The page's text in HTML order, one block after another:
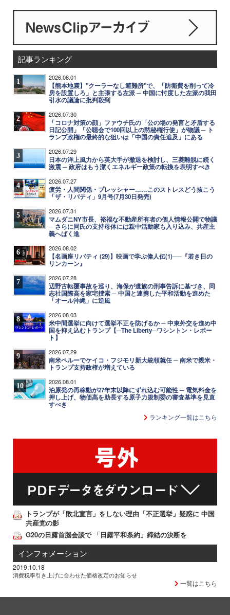
記事ランキング
1 2026.08.01
【熊本地震】"クーラーなし避難所"で、「防衛費を削って冷
房を設置しろ」と主張する左派 ─ 中国に忖度した左派の我田
引水の議論に批判殺到
2 2026.07.30
「コロナ対策の顔」ファウチ氏の「公の場の発言と矛盾する
日記公開」「公聴会で100回以上の黙秘権行使」が物議 ─ ト
ランプ政権の最終的な狙いは「中国の責任追及」にある
3 2026.07.29
日本の洋上風力から英大手が撤退を検討し、三菱離脱に続く
激震 ─ 政府はもう潔くエネルギー政策の転換を表明すべき
4 2026.07.27
疲労・人間関係・プレッシャー……このストレスどう抜こう
「ザ・リバティ」9月号(7月30日発売)
5 2026.07.31
マムダニNY市長、裕福な不動産所有者の個人情報公開で物議
─ さらに同氏の支持母体には親中活動家も入り込み、共産主
義へばく進
6 2026.08.02
【名画座リバティ (29)】映画で学ぶ偉人伝(1)──『若き日の
リンカーン』
7 2026.07.28
辺野古転覆事故を巡り、海保が遺族の刑事告訴に基づき、同
志社国際高を家宅捜索 ─ 中国と連携した平和活動を進めた
「オール沖縄」に逆風
8 2026.08.03
米中間選挙に向けて選挙不正を防げるか ─ 中東外交を進め中
国を抑え込むトランプ【─The Liberty─ワシントン・レポー
ト】
9 2026.07.29
南米ペルーでケイコ・フジモリ新大統領就任 ─ 南米で親米・
トランプ支持政権が増えている
10 2026.08.01
泊原発の再稼動が27年末以降にずれ込む可能性 ─ 電気料金を
押し上げ、物価高を助長する原子力規制委の審査基準を見直
すべき
ランキング一覧はこちら
トランプが「敗北宣言」をしない理由「不正選挙」疑惑に 中国
共産党の影
G20の日露首脳会談で 「日露平和条約」締結の決断を
インフォメーション
2019.10.18
消費税率引き上げに合わせた価格改定のお知らせ
一覧はこちら